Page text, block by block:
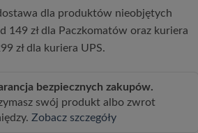
dla produktów nieobjętych
149 zł dla Paczkomatów oraz kuriera
zł dla kuriera UPS.
bezpiecznych zakupów.
swój produkt albo zwrot
Zobacz szczegóły